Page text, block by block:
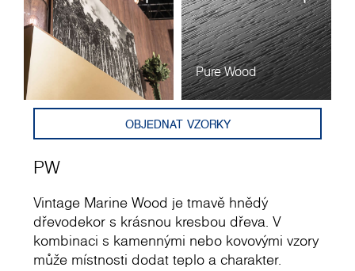
Pure Wood
PW
OBJEDNAT VZORKY
Vintage Marine Wood je tmavě hnědý
dřevodekor s krásnou kresbou dřeva. V
kombinaci s kamennými nebo kovovými vzory
může místnosti dodat teplo a charakter.